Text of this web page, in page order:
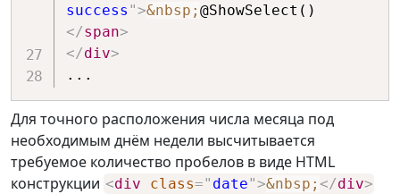
success ">&nbsp; @ShowSelect()
</span>
</div>
Для точного расположения числа месяца под
необходимым днём недели высчитывается
требуемое количество пробелов в виде HTML
конструкции <div class=" date">&nbsp; </div>